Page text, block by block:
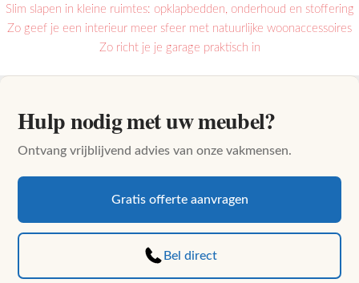
Slim slapen in kleine ruimtes: opklapbedden, onderhoud en stoffering
Zo geef je een interieur meer sfeer met natuurlijke woonaccessoires
Zo richt je je garage praktisch in
Hulp nodig met uw meubel?
Ontvang vrijblijvend advies van onze vakmensen.
Gratis offerte aanvragen
Bel direct